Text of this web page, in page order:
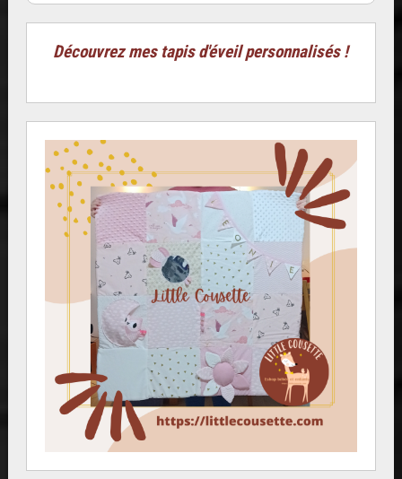
Découvrez mes tapis d'éveil personnalisés !